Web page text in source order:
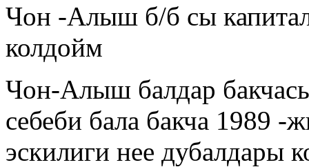
Чон -Алыш б/б сы
колдойм
Чон-Алыш балдар
себеби бала бакча 1989
эскилиги нее дубалдары